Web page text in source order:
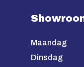
Maandag
Dinsdag